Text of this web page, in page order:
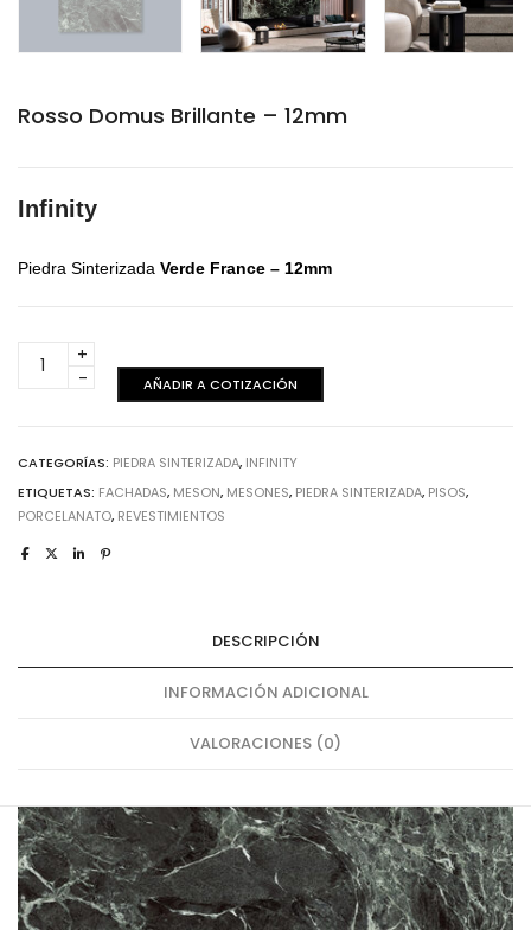
Rosso Domus Brillante – 12mm
Infinity
Piedra Sinterizada Verde France – 12mm
Domus
AÑADIR A COTIZACIÓN
CATEGORÍAS: PIEDRA SINTERIZADA, INFINITY
ETIQUETAS: FACHADAS, MESON, MESONES, PIEDRA SINTERIZADA, PISOS,
PORCELANATO, REVESTIMIENTOS
DESCRIPCIÓN
INFORMACIÓN ADICIONAL
VALORACIONES (0)